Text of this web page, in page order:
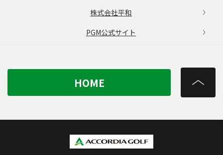
株式会社平和
PGM公式サイト
HOME